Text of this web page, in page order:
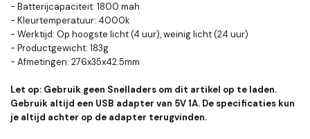
- Batterijcapaciteit: 1800 mah
- Kleurtemperatuur: 4000k
- Werktijd: Op hoogste licht (4 uur), weinig licht (24 uur)
- Productgewicht: 183g
- Afmetingen: 276x35x42.5mm
Let op: Gebruik geen Snelladers om dit artikel op te laden.
Gebruik altijd een USB adapter van 5V 1A. De specificaties kun
je altijd achter op de adapter terugvinden.